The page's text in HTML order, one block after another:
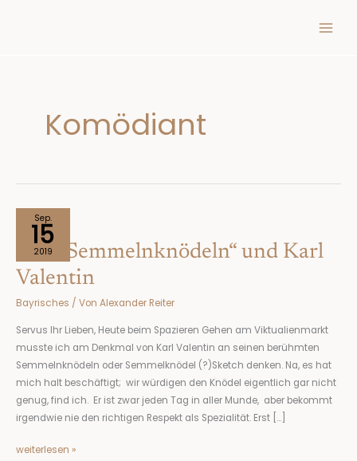
Komödiant
Sep.
15
2019
Von „Semmelnknödeln“ und Karl
Valentin
Bayrisches / Von Alexander Reiter
Servus Ihr Lieben, Heute beim Spazieren Gehen am Viktualienmarkt
musste ich am Denkmal von Karl Valentin an seinen berühmten
Semmelnknödeln oder Semmelknödel (?)Sketch denken. Na, es hat
mich halt beschäftigt; wir würdigen den Knödel eigentlich gar nicht
genug, find ich. Er ist zwar jeden Tag in aller Munde, aber bekommt
irgendwie nie den richtigen Respekt als Spezialität. Erst […]
„Semmelnknödeln“
Karl
Valentin
weiterlesen »